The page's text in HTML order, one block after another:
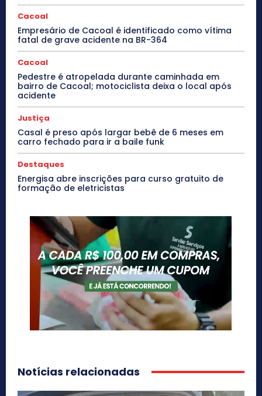
Cacoal
Empresário de Cacoal é identificado como vítima
fatal de grave acidente na BR-364
Cacoal
Pedestre é atropelada durante caminhada em
bairro de Cacoal; motociclista deixa o local após
acidente
Justiça
Casal é preso após largar bebê de 6 meses em
carro fechado para ir a baile funk
Destaques
Energisa abre inscrições para curso gratuito de
formação de eletricistas
Notícias relacionadas